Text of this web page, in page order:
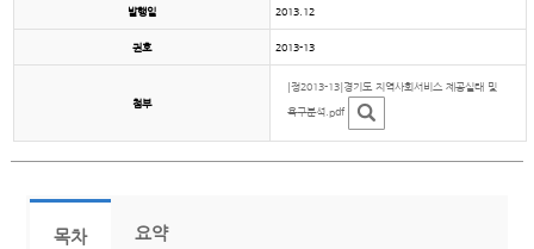
발행일 2013.12
권호 2013-13
첨부
[정2013-13]경기도 지역사회서비스 제공실태 및
욕구분석.pdf
목차 요약